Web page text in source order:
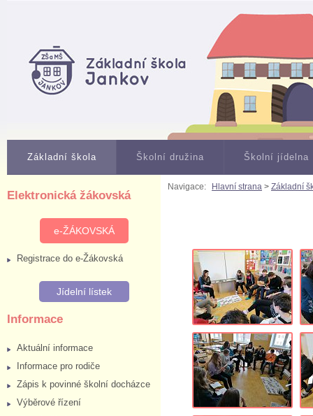
Základní škola Školní družina Školní jídelna
Elektronická žákovská
e-ŽÁKOVSKÁ
Registrace do e-Žákovská
Jídelní lístek
Informace
Aktuální informace
Informace pro rodiče
Zápis k povinné školní docházce
Výběrové řízení
Navigace: Hlavní strana > Základní